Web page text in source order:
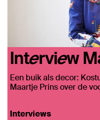
Interview
Een buik als decor:
Maartje Prins over de
Interviews